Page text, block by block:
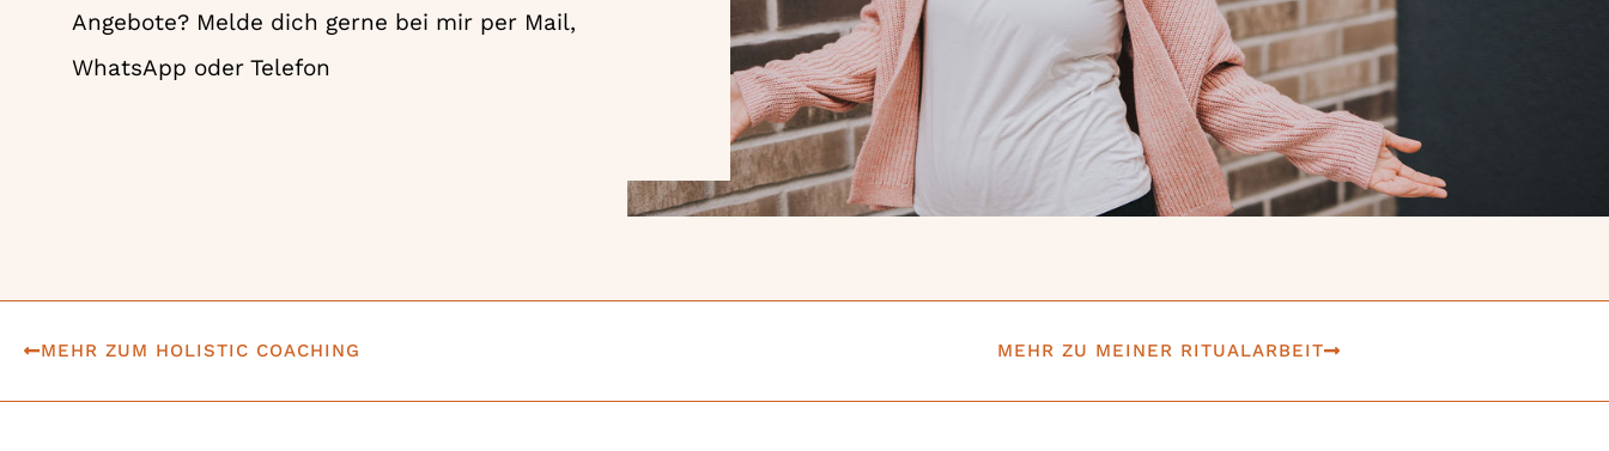
Angebote? Melde dich gerne bei mir per Mail,
WhatsApp oder Telefon
MEHR ZUM HOLISTIC COACHING MEHR ZU MEINER RITUALARBEIT